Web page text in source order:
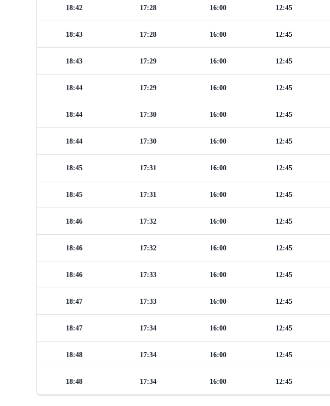
12:45
16:00
17:28
18:42
12:45
16:00
17:28
18:43
12:45
16:00
17:29
18:43
12:45
16:00
17:29
18:44
12:45
16:00
17:30
18:44
12:45
16:00
17:30
18:44
12:45
16:00
17:31
18:45
12:45
16:00
17:31
18:45
12:45
16:00
17:32
18:46
12:45
16:00
17:32
18:46
12:45
16:00
17:33
18:46
12:45
16:00
17:33
18:47
12:45
16:00
17:34
18:47
12:45
16:00
17:34
18:48
12:45
16:00
17:34
18:48